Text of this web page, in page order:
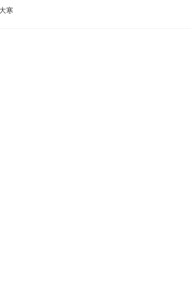
大寒